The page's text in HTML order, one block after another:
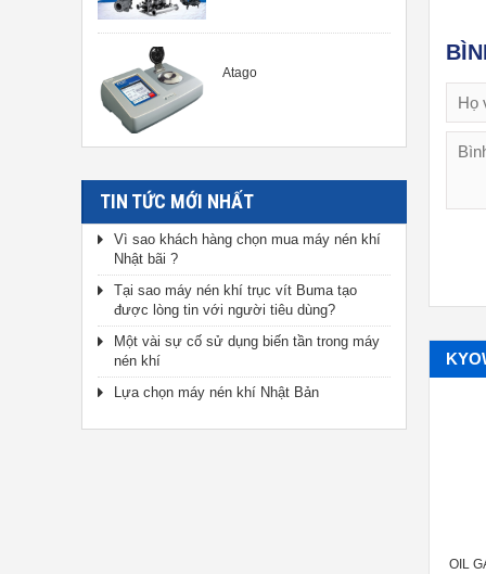
Atago
TIN TỨC MỚI NHẤT
Vì sao khách hàng chọn mua máy nén khí
Nhật bãi ?
Tại sao máy nén khí trục vít Buma tạo
được lòng tin với người tiêu dùng?
Một vài sự cố sử dụng biến tần trong máy
nén khí
Lựa chọn máy nén khí Nhật Bản
OIL